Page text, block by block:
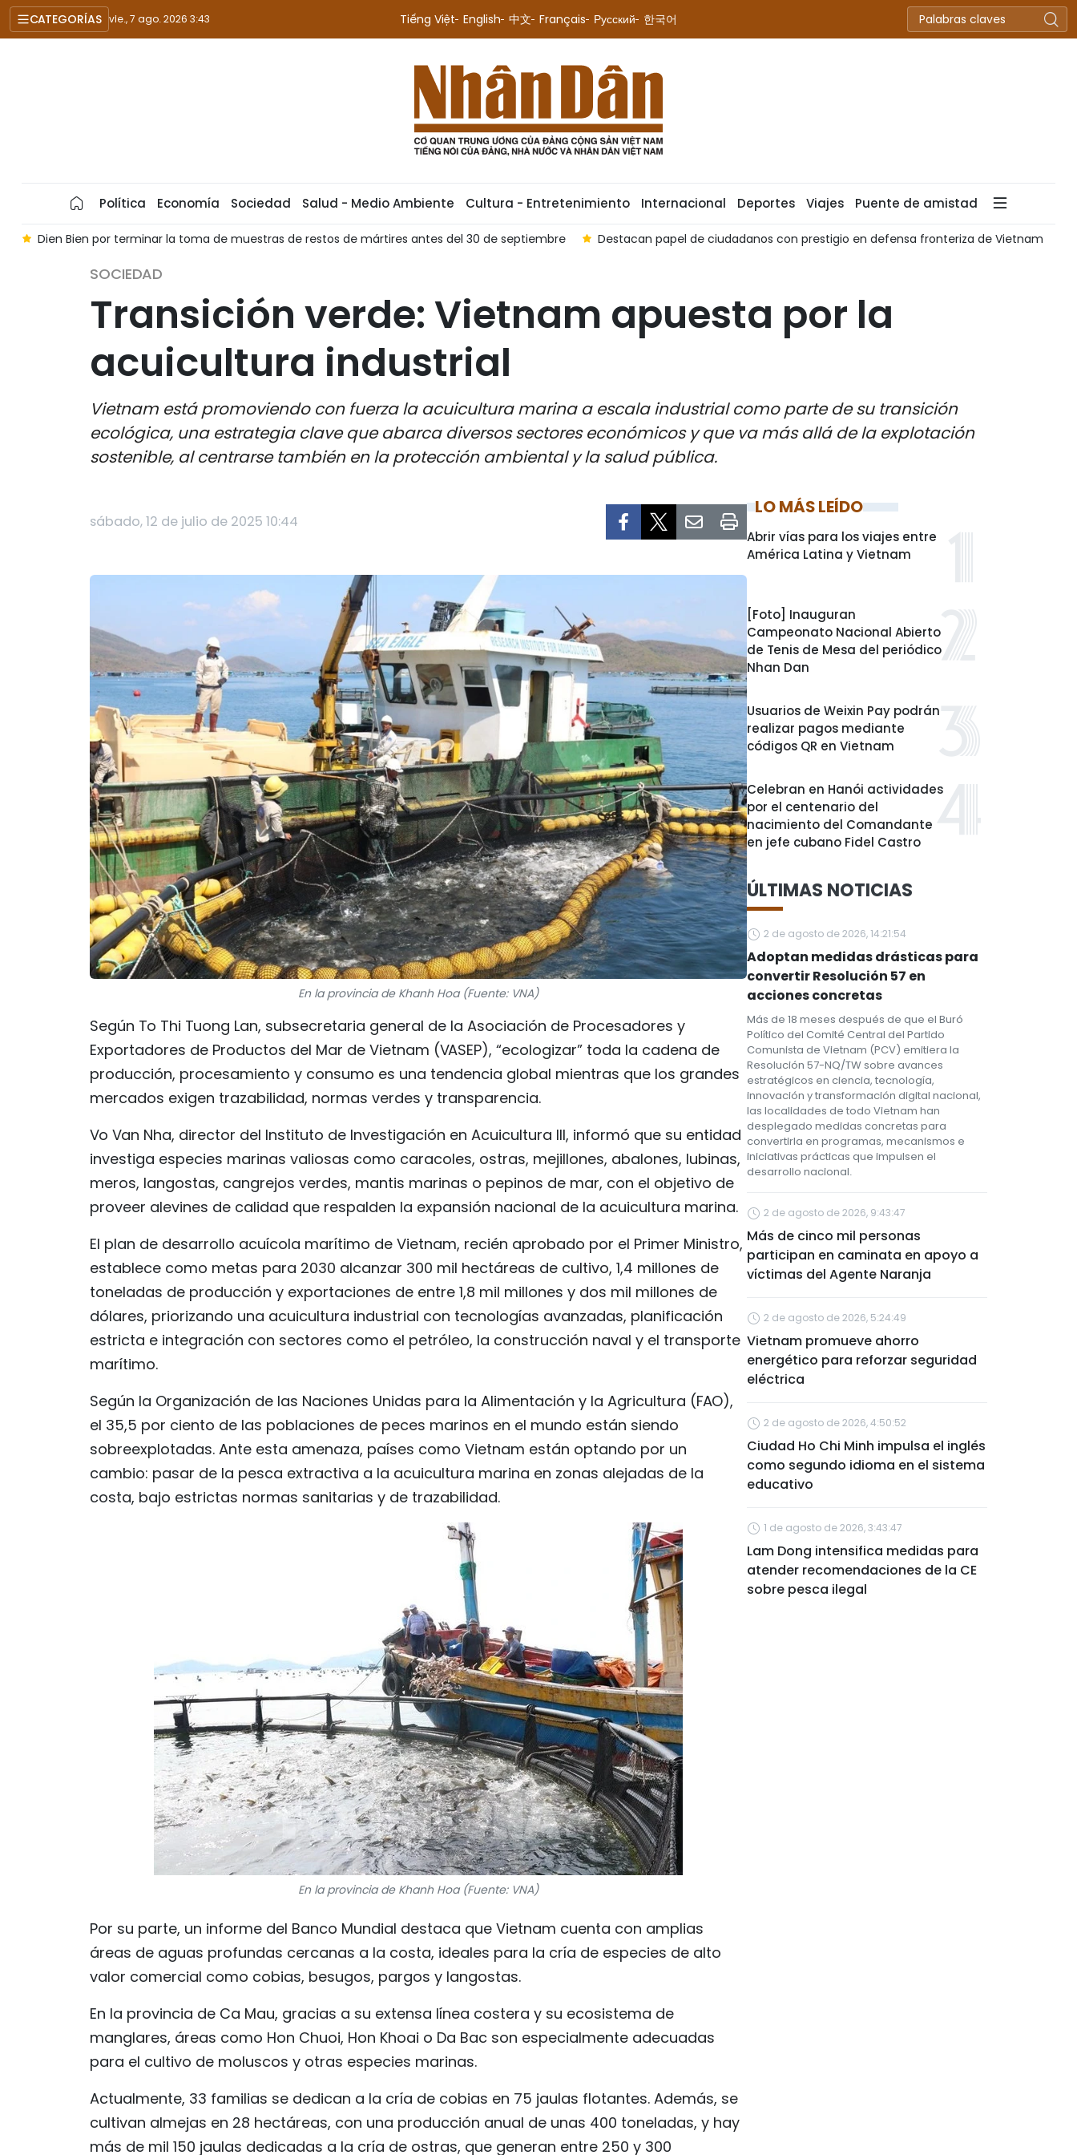
CATEGORÍAS vie., 7 ago. 2026 3:43 Tiếng Việt English 中文 Français Русский 한국어
Política Economía Sociedad Salud - Medio Ambiente Cultura - Entretenimiento Internacional Deportes Viajes Puente de amistad
30 de septiembre Destacan papel de ciudadanos con prestigio en defensa fronteriza de Vietnam Perfilan a Vietnam como futuro Silicon Valley del Sudeste Asiático en sector de
SOCIEDAD
Transición verde: Vietnam apuesta por la
acuicultura industrial
Vietnam está promoviendo con fuerza la acuicultura marina a escala industrial como parte de su transición
ecológica, una estrategia clave que abarca diversos sectores económicos y que va más allá de la explotación
sostenible, al centrarse también en la protección ambiental y la salud pública.
sábado, 12 de julio de 2025 10:44
En la provincia de Khanh Hoa (Fuente: VNA)
Según To Thi Tuong Lan, subsecretaria general de la Asociación de Procesadores y
Exportadores de Productos del Mar de Vietnam (VASEP), “ecologizar” toda la cadena de
producción, procesamiento y consumo es una tendencia global mientras que los grandes
mercados exigen trazabilidad, normas verdes y transparencia.
Vo Van Nha, director del Instituto de Investigación en Acuicultura III, informó que su entidad
investiga especies marinas valiosas como caracoles, ostras, mejillones, abalones, lubinas,
meros, langostas, cangrejos verdes, mantis marinas o pepinos de mar, con el objetivo de
proveer alevines de calidad que respalden la expansión nacional de la acuicultura marina.
El plan de desarrollo acuícola marítimo de Vietnam, recién aprobado por el Primer Ministro,
establece como metas para 2030 alcanzar 300 mil hectáreas de cultivo, 1,4 millones de
toneladas de producción y exportaciones de entre 1,8 mil millones y dos mil millones de
dólares, priorizando una acuicultura industrial con tecnologías avanzadas, planificación
estricta e integración con sectores como el petróleo, la construcción naval y el transporte
marítimo.
Según la Organización de las Naciones Unidas para la Alimentación y la Agricultura (FAO),
el 35,5 por ciento de las poblaciones de peces marinos en el mundo están siendo
sobreexplotadas. Ante esta amenaza, países como Vietnam están optando por un
cambio: pasar de la pesca extractiva a la acuicultura marina en zonas alejadas de la
costa, bajo estrictas normas sanitarias y de trazabilidad.
En la provincia de Khanh Hoa (Fuente: VNA)
Por su parte, un informe del Banco Mundial destaca que Vietnam cuenta con amplias
áreas de aguas profundas cercanas a la costa, ideales para la cría de especies de alto
valor comercial como cobias, besugos, pargos y langostas.
En la provincia de Ca Mau, gracias a su extensa línea costera y su ecosistema de
manglares, áreas como Hon Chuoi, Hon Khoai o Da Bac son especialmente adecuadas
para el cultivo de moluscos y otras especies marinas.
Actualmente, 33 familias se dedican a la cría de cobias en 75 jaulas flotantes. Además, se
cultivan almejas en 28 hectáreas, con una producción anual de unas 400 toneladas, y hay
más de mil 150 jaulas dedicadas a la cría de ostras, que generan entre 250 y 300
LO MÁS LEÍDO
Abrir vías para los viajes entre
América Latina y Vietnam
[Foto] Inauguran
Campeonato Nacional Abierto
de Tenis de Mesa del periódico
Nhan Dan
Usuarios de Weixin Pay podrán
realizar pagos mediante
códigos QR en Vietnam
Celebran en Hanói actividades
por el centenario del
nacimiento del Comandante
en jefe cubano Fidel Castro
ÚLTIMAS NOTICIAS
2 de agosto de 2026, 14:21:54
Adoptan medidas drásticas para
convertir Resolución 57 en
acciones concretas
Más de 18 meses después de que el Buró
Político del Comité Central del Partido
Comunista de Vietnam (PCV) emitiera la
Resolución 57-NQ/TW sobre avances
estratégicos en ciencia, tecnología,
innovación y transformación digital nacional,
las localidades de todo Vietnam han
desplegado medidas concretas para
convertirla en programas, mecanismos e
iniciativas prácticas que impulsen el
desarrollo nacional.
2 de agosto de 2026, 9:43:47
Más de cinco mil personas
participan en caminata en apoyo a
víctimas del Agente Naranja
2 de agosto de 2026, 5:24:49
Vietnam promueve ahorro
energético para reforzar seguridad
eléctrica
2 de agosto de 2026, 4:50:52
Ciudad Ho Chi Minh impulsa el inglés
como segundo idioma en el sistema
educativo
1 de agosto de 2026, 3:43:47
Lam Dong intensifica medidas para
atender recomendaciones de la CE
sobre pesca ilegal